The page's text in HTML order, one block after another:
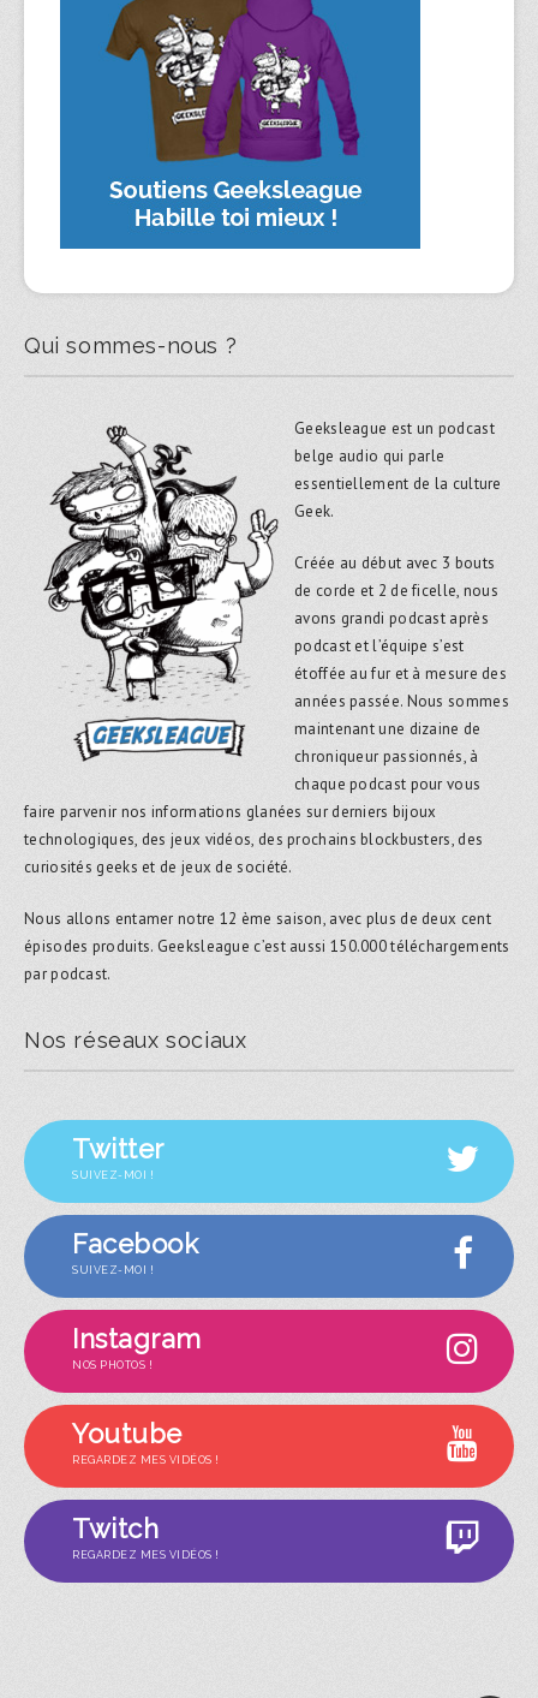
Qui sommes-nous ?
Geeksleague est un podcast
belge audio qui parle
essentiellement de la culture
Geek.
Créée au début avec 3 bouts
de corde et 2 de ficelle, nous
avons grandi podcast après
podcast et l’équipe s’est
étoffée au fur et à mesure des
années passée. Nous sommes
maintenant une dizaine de
chroniqueur passionnés, à
chaque podcast pour vous
faire parvenir nos informations glanées sur derniers bijoux
technologiques, des jeux vidéos, des prochains blockbusters, des
curiosités geeks et de jeux de société.
Nous allons entamer notre 12 ème saison, avec plus de deux cent
épisodes produits. Geeksleague c’est aussi 150.000 téléchargements
par podcast.
Nos réseaux sociaux
Twitter
SUIVEZ-MOI !
Facebook
SUIVEZ-MOI !
Instagram
NOS PHOTOS !
Youtube
REGARDEZ MES VIDÉOS !
Twitch
REGARDEZ MES VIDÉOS !